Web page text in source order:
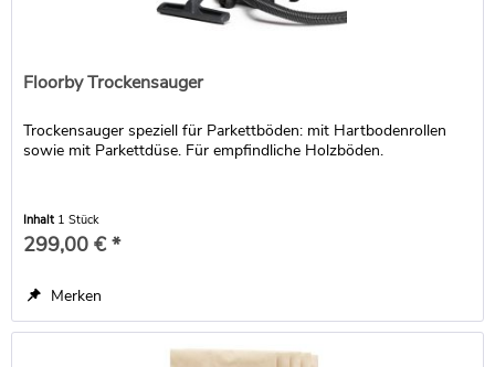
Floorby Trockensauger
Trockensauger speziell für Parkettböden: mit Hartbodenrollen
sowie mit Parkettdüse. Für empfindliche Holzböden.
Inhalt 1 Stück
299,00 € *
Merken